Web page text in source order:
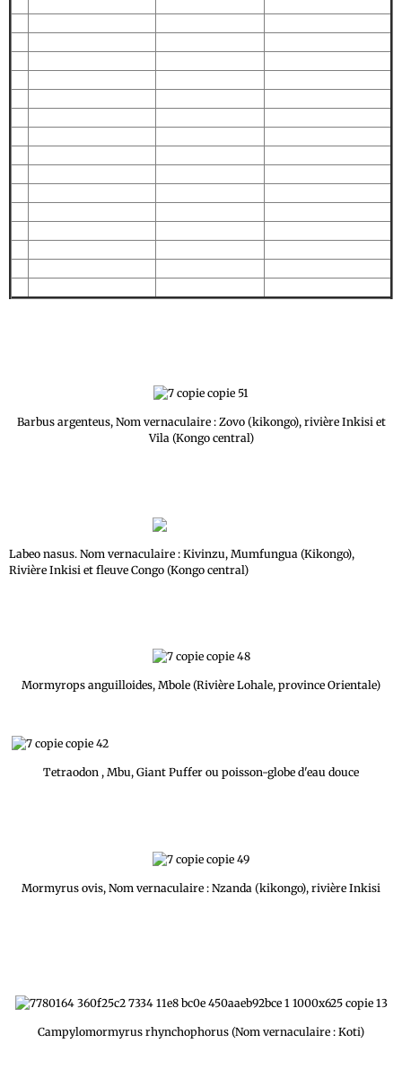
Barbus argenteus, Nom vernaculaire : Zovo (kikongo), rivière Inkisi et
Vila (Kongo central)
Labeo nasus. Nom vernaculaire : Kivinzu, Mumfungua (Kikongo),
Rivière Inkisi et fleuve Congo (Kongo central)
Mormyrops anguilloides, Mbole (Rivière Lohale, province Orientale)
Tetraodon , Mbu, Giant Puffer ou poisson-globe d'eau douce
Mormyrus ovis, Nom vernaculaire : Nzanda (kikongo), rivière Inkisi
Campylomormyrus rhynchophorus (Nom vernaculaire : Koti)